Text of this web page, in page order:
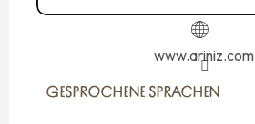
www.ariniz.com
GESPROCHENE SPRACHEN
GESPROCHENE SPRACHEN